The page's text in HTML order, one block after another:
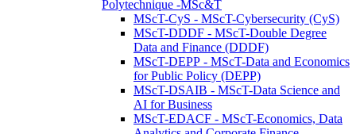
Polytechnique -MSc&T
MScT-CyS - MScT-Cybersecurity (CyS)
MScT-DDDF - MScT-Double Degree
Data and Finance (DDDF)
MScT-DEPP - MScT-Data and Economics
for Public Policy (DEPP)
MScT-DSAIB - MScT-Data Science and
AI for Business
MScT-EDACF - MScT-Economics, Data